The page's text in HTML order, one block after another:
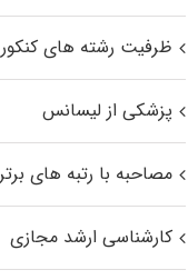
ظرفیت رشته های
پزشکی از لیسانس
مصاحبه با رتبه های برتر
کارشناسی ارشد مجازی